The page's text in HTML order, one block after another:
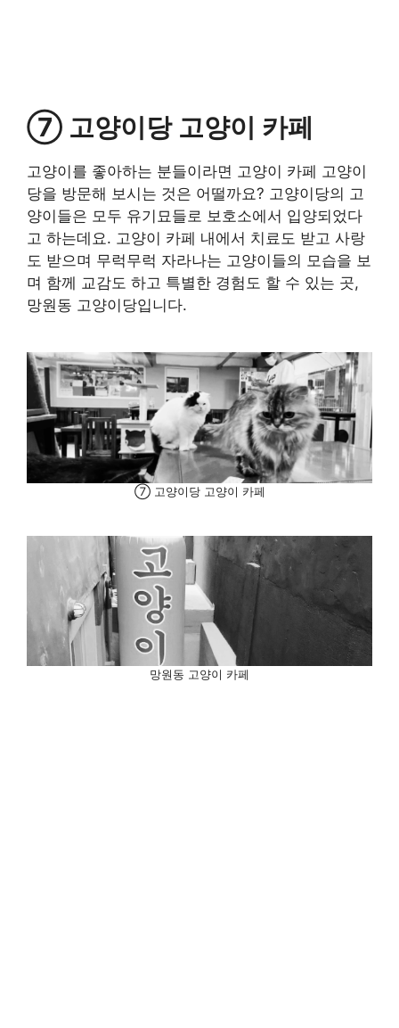
⑦ 고양이당 고양이 카페
고양이를 좋아하는 분들이라면 고양이 카페 고양이
당을 방문해 보시는 것은 어떨까요? 고양이당의 고
양이들은 모두 유기묘들로 보호소에서 입양되었다
고 하는데요. 고양이 카페 내에서 치료도 받고 사랑
도 받으며 무럭무럭 자라나는 고양이들의 모습을 보
며 함께 교감도 하고 특별한 경험도 할 수 있는 곳,
망원동 고양이당입니다.
⑦ 고양이당 고양이 카페
망원동 고양이 카페